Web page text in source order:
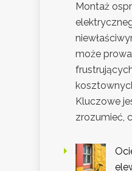
Montaż
może
Kluczowe
zrozumieć,